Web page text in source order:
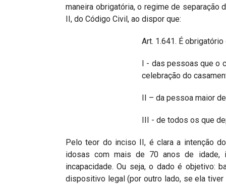
maneira obrigatória, o regime de separação
II, do Código Civil, ao dispor que:
Art. 1.641. É
I - das pessoas que o
celebração do
II – da pessoa maior
III - de todos os que
Pelo teor do inciso II, é clara a intenção
idosas com mais de 70 anos de idade,
incapacidade. Ou seja, o dado é objetivo:
dispositivo legal (por outro lado, se ela